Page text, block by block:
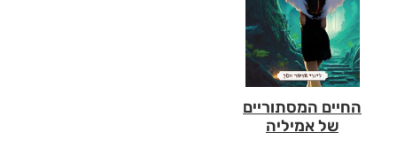
החיים המסתוריים
של אמיליה